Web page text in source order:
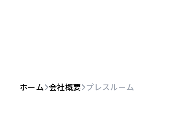
ホーム 会社概要 プレスルーム